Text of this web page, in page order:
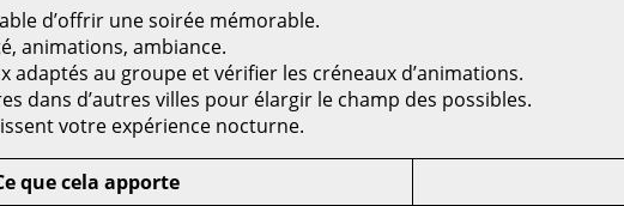
d’offrir une soirée mémorable.
animations, ambiance.
au groupe et vérifier les créneaux d’animations.
dans d’autres villes pour élargir le champ des possibles.
votre expérience nocturne.
que cela apporte